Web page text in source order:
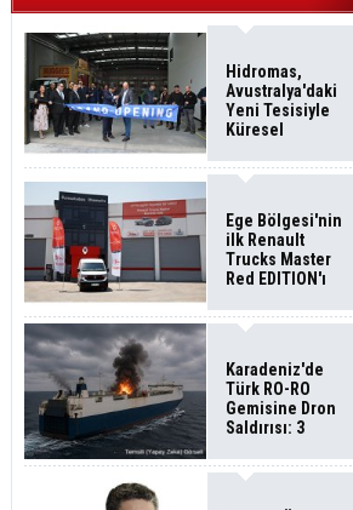
Hidromas,
Avustralya'daki
Yeni Tesisiyle
Küresel
Sürdürüyor
Ege Bölgesi'nin
ilk Renault
Trucks Master
Red EDITION'ı
Filosuna Katıldı
Karadeniz'de
Türk RO-RO
Gemisine Dron
Saldırısı: 3
Durumu Ağır